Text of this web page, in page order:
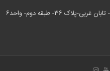
۳۶- طبقه دوم- واحد۶